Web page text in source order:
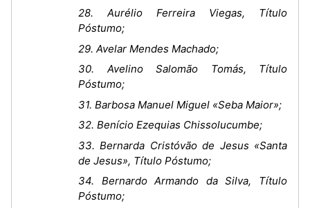
28. Aurélio Ferreira Viegas, Título
Póstumo;
29. Avelar Mendes Machado;
30. Avelino Salomão Tomás, Título
Póstumo;
31. Barbosa Manuel Miguel «Seba Maior»;
32. Benício Ezequias Chissolucumbe;
33. Bernarda Cristóvão de Jesus «Santa
de Jesus», Título Póstumo;
34. Bernardo Armando da Silva, Título
Póstumo;